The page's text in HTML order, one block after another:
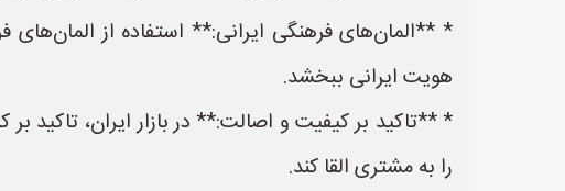
* **المان‌های فرهنگی ایرانی:** استفاده از
هویت ایرانی ببخشد.
* **تاکید بر کیفیت و اصالت:** در بازار ایران،
را به مشتری القا کند.